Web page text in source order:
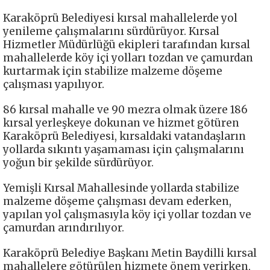
Karaköprü Belediyesi kırsal mahallelerde yol
yenileme çalışmalarını sürdürüyor. Kırsal
Hizmetler Müdürlüğü ekipleri tarafından kırsal
mahallelerde köy içi yolları tozdan ve çamurdan
kurtarmak için stabilize malzeme döşeme
çalışması yapılıyor.
86 kırsal mahalle ve 90 mezra olmak üzere 186
kırsal yerleşkeye dokunan ve hizmet götüren
Karaköprü Belediyesi, kırsaldaki vatandaşların
yollarda sıkıntı yaşamaması için çalışmalarını
yoğun bir şekilde sürdürüyor.
Yemişli Kırsal Mahallesinde yollarda stabilize
malzeme döşeme çalışması devam ederken,
yapılan yol çalışmasıyla köy içi yollar tozdan ve
çamurdan arındırılıyor.
Karaköprü Belediye Başkanı Metin Baydilli kırsal
mahallelere götürülen hizmete önem verirken,